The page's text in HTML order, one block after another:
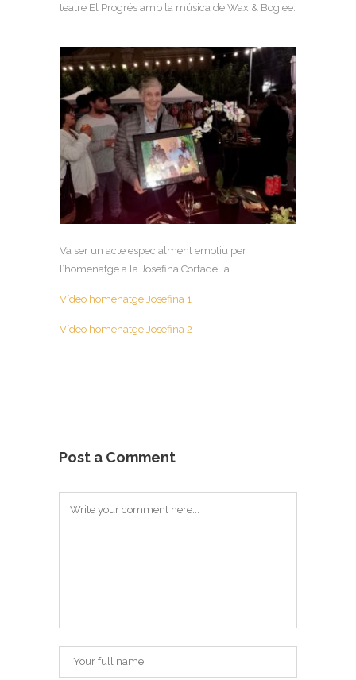
teatre El Progrés amb la música de Wax & Bogiee.
Va ser un acte especialment emotiu per
l’homenatge a la Josefina Cortadella.
Vídeo homenatge Josefina 1
Vídeo homenatge Josefina 2
Post a Comment